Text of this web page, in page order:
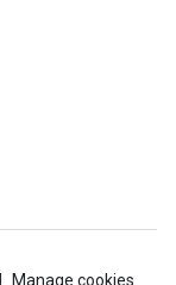
Manage cookies